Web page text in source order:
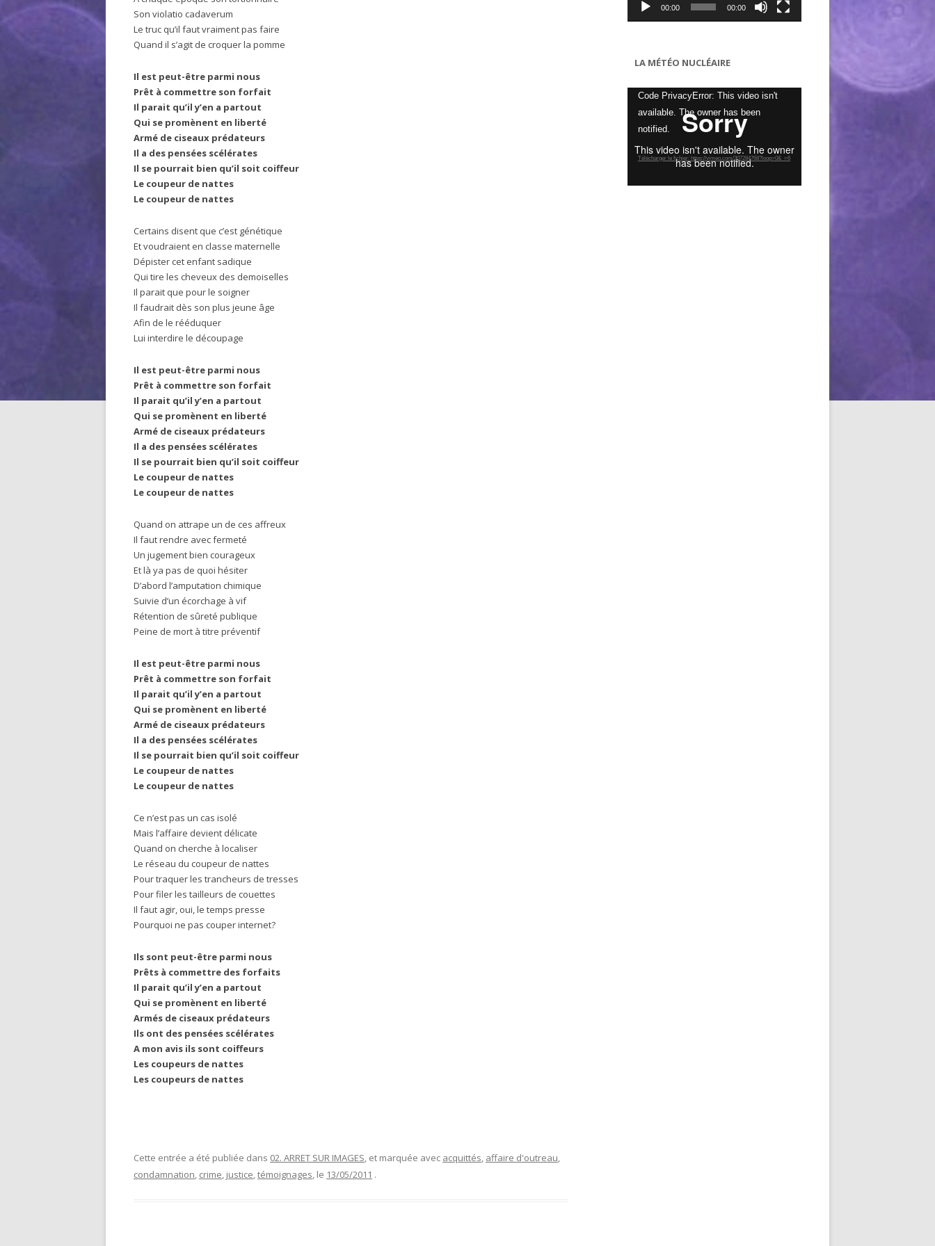
Son violatio cadaverum
Le truc qu’il faut vraiment pas faire
Quand il s’agit de croquer la pomme
Il est peut-être parmi nous
Prêt à commettre son forfait
Il parait qu’il y’en a partout
Qui se promènent en liberté
Armé de ciseaux prédateurs
Il a des pensées scélérates
Il se pourrait bien qu’il soit coiffeur
Le coupeur de nattes
Le coupeur de nattes
Certains disent que c’est génétique
Et voudraient en classe maternelle
Dépister cet enfant sadique
Qui tire les cheveux des demoiselles
Il parait que pour le soigner
Il faudrait dès son plus jeune âge
Afin de le rééduquer
Lui interdire le découpage
Il est peut-être parmi nous
Prêt à commettre son forfait
Il parait qu’il y’en a partout
Qui se promènent en liberté
Armé de ciseaux prédateurs
Il a des pensées scélérates
Il se pourrait bien qu’il soit coiffeur
Le coupeur de nattes
Le coupeur de nattes
Quand on attrape un de ces affreux
Il faut rendre avec fermeté
Un jugement bien courageux
Et là ya pas de quoi hésiter
D’abord l’amputation chimique
Suivie d’un écorchage à vif
Rétention de sûreté publique
Peine de mort à titre préventif
Il est peut-être parmi nous
Prêt à commettre son forfait
Il parait qu’il y’en a partout
Qui se promènent en liberté
Armé de ciseaux prédateurs
Il a des pensées scélérates
Il se pourrait bien qu’il soit coiffeur
Le coupeur de nattes
Le coupeur de nattes
Ce n’est pas un cas isolé
Mais l’affaire devient délicate
Quand on cherche à localiser
Le réseau du coupeur de nattes
Pour traquer les trancheurs de tresses
Pour filer les tailleurs de couettes
Il faut agir, oui, le temps presse
Pourquoi ne pas couper internet?
Ils sont peut-être parmi nous
Prêts à commettre des forfaits
Il parait qu’il y’en a partout
Qui se promènent en liberté
Armés de ciseaux prédateurs
Ils ont des pensées scélérates
A mon avis ils sont coiffeurs
Les coupeurs de nattes
Les coupeurs de nattes
Cette entrée a été publiée dans 02. ARRET SUR IMAGES, et marquée avec acquittés, affaire d'outreau,
condamnation, crime, justice,témoignages, le 13/05/2011 .
00:00 00:00
LA MÉTÉO NUCLÉAIRE
Lecteur
vidéo
Code PrivacyError: This video isn't
available. The owner has been
notified.
Télécharger le fichier: https://vimeo.com/307284768?loop=0&_=6